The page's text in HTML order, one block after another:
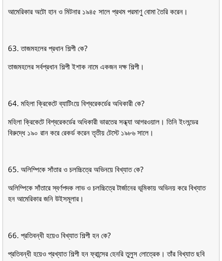
আমেরিকার অটো হান ও মিটনার ১৯৪৫ সালে প্রথম পরমাণু বােমা তৈরি করেন।
63. তাজমহলের প্রধান শিল্পী কে?
তাজমহলের সর্বপ্রধান শিল্পী ইশাক নামে একজন দক্ষ শিল্পী।
64. মহিলা ক্রিকেটে ব্যাটিংয়ে বিশ্বরেকর্ডের অধিকারী কে?
মহিলা ক্রিকেটে বিশ্বরেকর্ডের অধিকারী ভারতের সন্ধ্যা আগরওয়াল। তিনি ইংলন্ডের
বিরুদ্ধে ১৯০ রান করে রেকর্ড করেন তৃতীয় টেস্টে ১৯৮৬ সালে।
65. অলিম্পিকে সাঁতার ও চলচ্চিত্রে অভিনয়ে বিখ্যাত কে?
অলিম্পিকে সাঁতারে স্বর্ণপদক লাভ ও চলচ্চিত্রে টার্জানের ভূমিকায় অভিনয় করে বিখ্যাত
হন আমেরিকার জনি উইসমূলার।
66. প্রতিবন্ধী হয়েও বিখ্যাত শিল্পী হন কে?
প্রতিবন্ধী হয়েও প্রখ্যাত শিল্পী হন ফ্রান্সের হেনরি তুলুস লােত্রেক। তাঁর বিখ্যাত ছবি